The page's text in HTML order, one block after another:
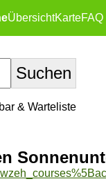
ÜbersichtKarteFAQ
& Warteliste